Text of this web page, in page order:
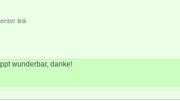
link
wunderbar, danke!